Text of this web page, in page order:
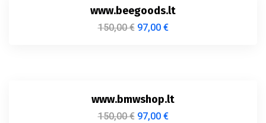
www.beegoods.lt
150,00€ 97,00 €
www.bmwshop.lt
150,00€ 97,00 €